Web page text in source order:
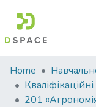
Communities
&
Collections
Home